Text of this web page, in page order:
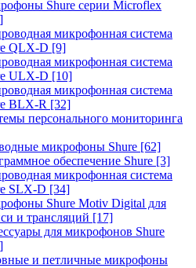
Shure серии Microflex
микрофонная система
QLX-D [9]
микрофонная система
ULX-D [10]
микрофонная система
BLX-R [32]
персонального мониторинга
микрофоны Shure [62]
обеспечение Shure [3]
микрофонная система
SLX-D [34]
Shure Motiv Digital для
и трансляций [17]
для микрофонов Shure
и петличные микрофоны